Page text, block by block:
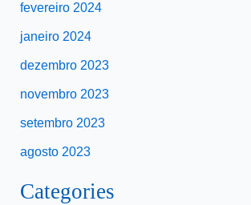
fevereiro 2024
janeiro 2024
dezembro 2023
novembro 2023
setembro 2023
agosto 2023
Categories